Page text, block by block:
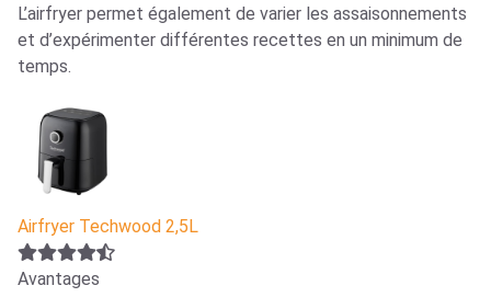
L’airfryer permet également de varier les assaisonnements
et d’expérimenter différentes recettes en un minimum de
temps.
Airfryer Techwood 2,5L
Avantages